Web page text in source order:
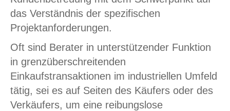
das Verständnis der spezifischen
Projektanforderungen.
Oft sind Berater in unterstützender Funktion
in grenzüberschreitenden
Einkaufstransaktionen im industriellen Umfeld
tätig, sei es auf Seiten des Käufers oder des
Verkäufers, um eine reibungslose